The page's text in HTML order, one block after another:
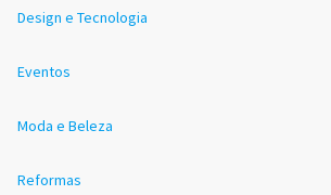
Design e Tecnologia
Eventos
Moda e Beleza
Reformas